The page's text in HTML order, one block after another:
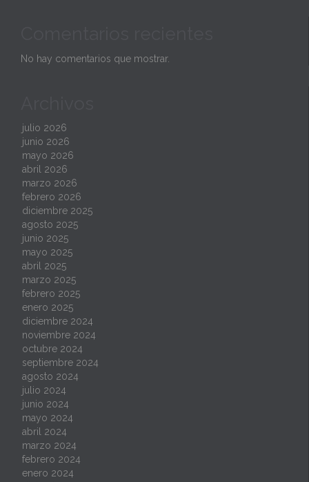
No hay comentarios que mostrar.
julio 2026
junio 2026
mayo 2026
abril 2026
marzo 2026
febrero 2026
diciembre 2025
agosto 2025
junio 2025
mayo 2025
abril 2025
marzo 2025
febrero 2025
enero 2025
diciembre 2024
noviembre 2024
octubre 2024
septiembre 2024
agosto 2024
julio 2024
junio 2024
mayo 2024
abril 2024
marzo 2024
febrero 2024
enero 2024